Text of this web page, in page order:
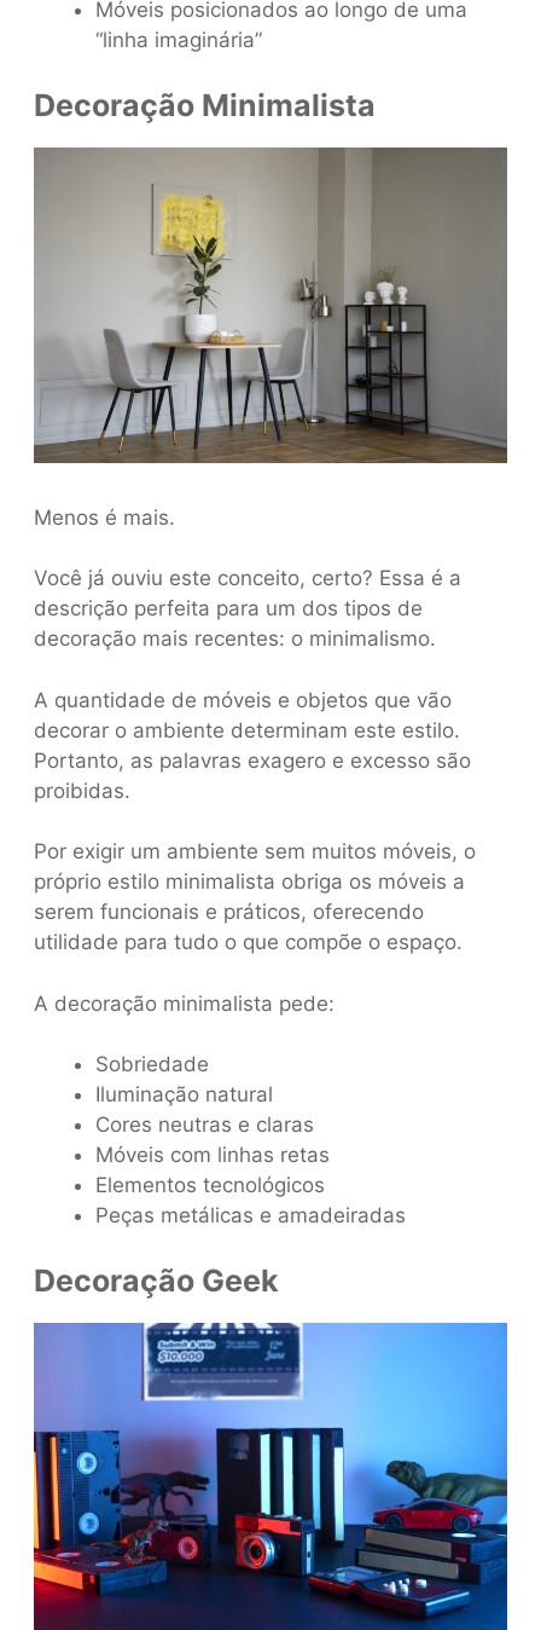
Móveis posicionados ao longo de uma
“linha imaginária”
Decoração Minimalista
Menos é mais.
Você já ouviu este conceito, certo? Essa é a
descrição perfeita para um dos tipos de
decoração mais recentes: o minimalismo.
A quantidade de móveis e objetos que vão
decorar o ambiente determinam este estilo.
Portanto, as palavras exagero e excesso são
proibidas.
Por exigir um ambiente sem muitos móveis, o
próprio estilo minimalista obriga os móveis a
serem funcionais e práticos, oferecendo
utilidade para tudo o que compõe o espaço.
A decoração minimalista pede:
Sobriedade
Iluminação natural
Cores neutras e claras
Móveis com linhas retas
Elementos tecnológicos
Peças metálicas e amadeiradas
Decoração Geek